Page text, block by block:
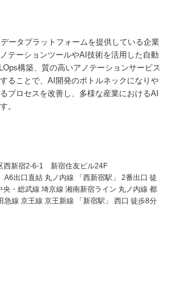
ータプラットフォームを提供している企業
テーションツールやAI技術を活用した自動
構築、質の高いアノテーションサービス
ることで、AI開発のボトルネックになりや
プロセスを改善し、多様な産業におけるAI
。
新宿2-6-1 新宿住友ビル24F
A6出口直結 丸ノ内線 「西新宿駅」 2番出口 徒
・総武線 埼京線 湘南新宿ライン 丸ノ内線 都
急線 京王線 京王新線 「新宿駅」 西口 徒歩8分